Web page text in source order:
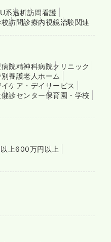
系透析訪問看護
訪問診療内視鏡治験関連
院精神科病院クリニック
養護老人ホーム
ケア・デイサービス
健診センター保育園・学校
上600万円以上